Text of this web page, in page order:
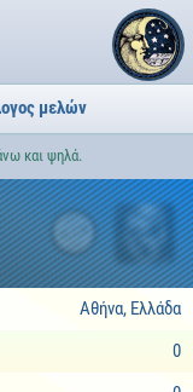
μελών
και ψηλά.
2
Αθήνα, Ελλάδα
0